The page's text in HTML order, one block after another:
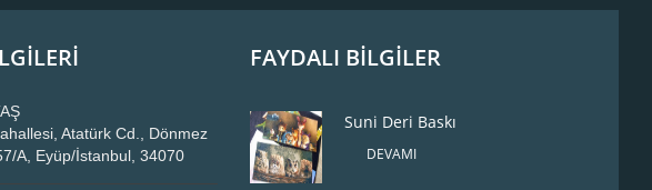
Atatürk Cd., Dönmez
A, Eyüp/İstanbul, 34070
FAYDALI BİLGİLER
Suni Deri Baskı
DEVAMI